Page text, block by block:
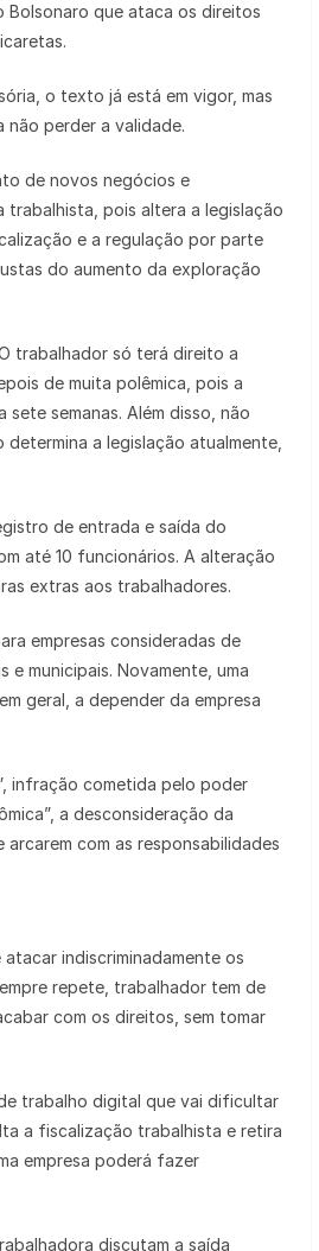
Bolsonaro que ataca os direitos
o texto já está em vigor, mas
perder a validade.
de novos negócios e
trabalhista, pois altera a legislação
e a regulação por parte
do aumento da exploração
trabalhador só terá direito a
de muita polêmica, pois a
semanas. Além disso, não
a legislação atualmente,
de entrada e saída do
até 10 funcionários. A alteração
extras aos trabalhadores.
empresas consideradas de
municipais. Novamente, uma
geral, a depender da empresa
infração cometida pelo poder
a desconsideração da
com as responsabilidades
indiscriminadamente os
repete, trabalhador tem de
com os direitos, sem tomar
trabalho digital que vai dificultar
a fiscalização trabalhista e retira
empresa poderá fazer
discutam a saída